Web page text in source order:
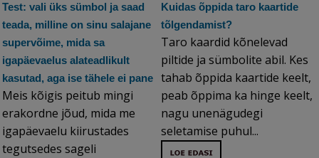
Test: vali üks sümbol ja saad
teada, milline on sinu salajane
supervõime, mida sa
igapäevaelus alateadlikult
kasutad, aga ise tähele ei pane
Meis kõigis peitub mingi
erakordne jõud, mida me
igapäevaelu kiirustades
tegutsedes sageli
Kuidas õppida taro kaartide
tõlgendamist?
Taro kaardid kõnelevad
piltide ja sümbolite abil. Kes
tahab õppida kaartide keelt,
peab õppima ka hinge keelt,
nagu unenägudegi
seletamise puhul...